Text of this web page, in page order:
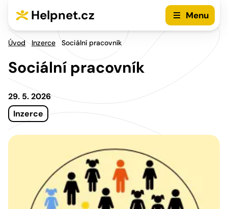
Helpnet.cz Menu
Úvod Inzerce Sociální pracovník
Sociální pracovník
29. 5. 2026
Inzerce